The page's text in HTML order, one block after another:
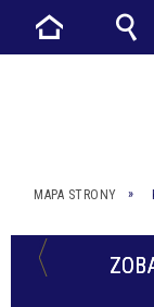
MAPA STRONY
Strona